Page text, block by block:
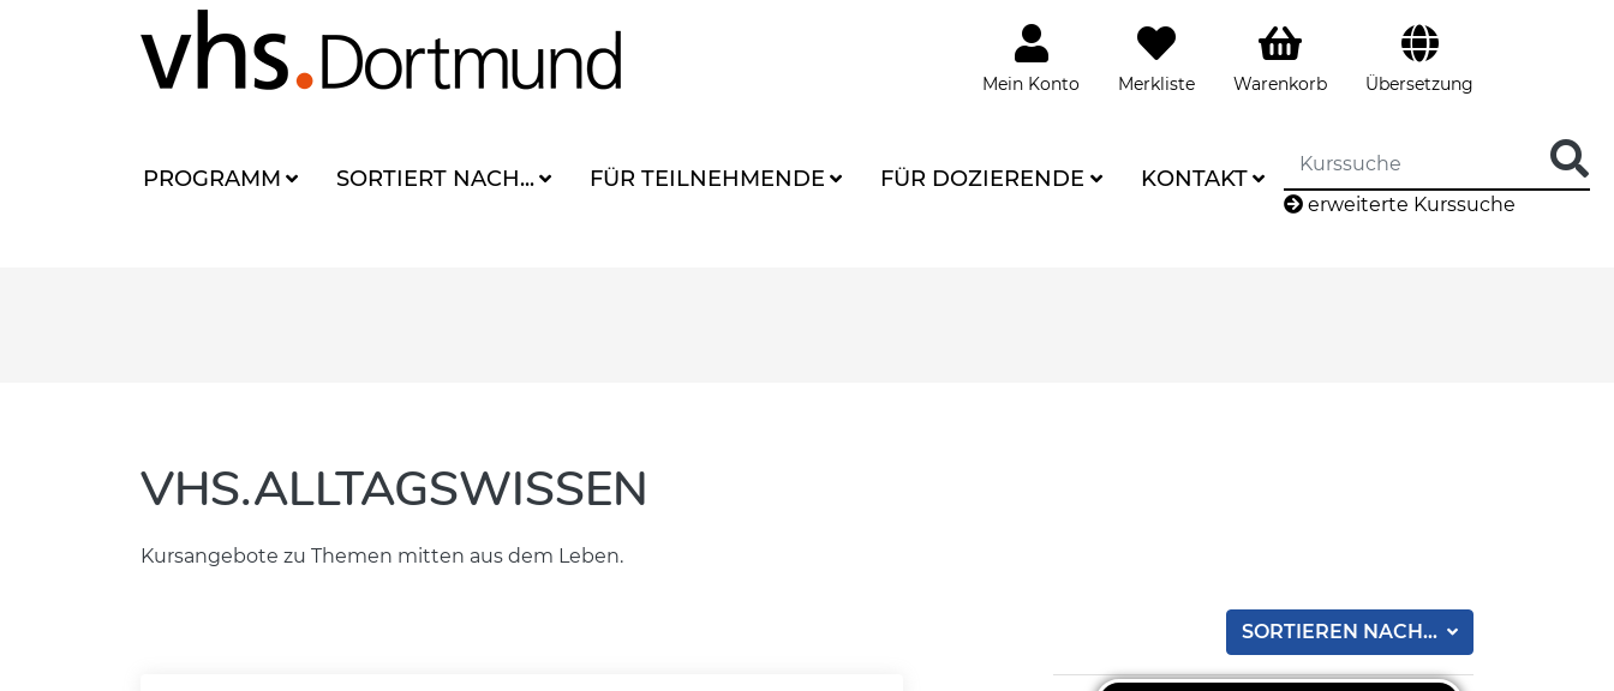
Mein Konto Merkliste Warenkorb Übersetzung
PROGRAMM SORTIERT NACH... FÜR TEILNEHMENDE FÜR DOZIERENDE KONTAKT
erweiterte Kurssuche
VHS.ALLTAGSWISSEN
Kursangebote zu Themen mitten aus dem Leben.
SORTIEREN NACH...